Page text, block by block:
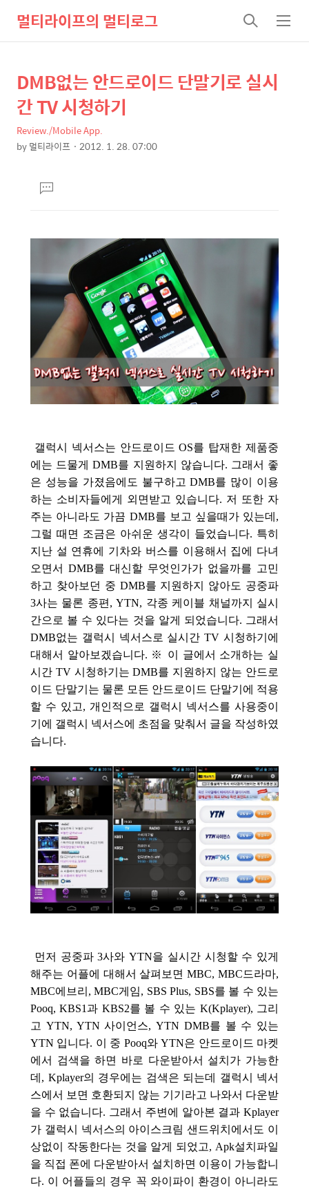
멀티라이프의 멀티로그
검
색
메
뉴
상
세
컨
텐
본
문
제
목
DMB없는 안드로이드 단말기로 실시
간 TV 시청하기
Review./Mobile App.
by멀티라이프 2012. 1. 28. 07:00
댓
글
갤럭시 넥서스는 안드로이드 OS를 탑재한 제품중
에는 드물게 DMB를 지원하지 않습니다. 그래서 좋
은 성능을 가졌음에도 불구하고 DMB를 많이 이용
하는 소비자들에게 외면받고 있습니다. 저 또한 자
주는 아니라도 가끔 DMB를 보고 싶을때가 있는데,
그럴 때면 조금은 아쉬운 생각이 들었습니다. 특히
지난 설 연휴에 기차와 버스를 이용해서 집에 다녀
오면서 DMB를 대신할 무엇인가가 없을까를 고민
하고 찾아보던 중 DMB를 지원하지 않아도 공중파
3사는 물론 종편, YTN, 각종 케이블 채널까지 실시
간으로 볼 수 있다는 것을 알게 되었습니다. 그래서
DMB없는 갤럭시 넥서스로 실시간 TV 시청하기에
대해서 알아보겠습니다. ※ 이 글에서 소개하는 실
시간 TV 시청하기는 DMB를 지원하지 않는 안드로
이드 단말기는 물론 모든 안드로이드 단말기에 적용
할 수 있고, 개인적으로 갤럭시 넥서스를 사용중이
기에 갤럭시 넥서스에 초점을 맞춰서 글을 작성하였
습니다.
먼저 공중파 3사와 YTN을 실시간 시청할 수 있게
해주는 어플에 대해서 살펴보면 MBC, MBC드라마,
MBC에브리, MBC게임, SBS Plus, SBS를 볼 수 있는
Pooq, KBS1과 KBS2를 볼 수 있는 K(Kplayer), 그리
고 YTN, YTN 사이언스, YTN DMB를 볼 수 있는
YTN 입니다. 이 중 Pooq와 YTN은 안드로이드 마켓
에서 검색을 하면 바로 다운받아서 설치가 가능한
데, Kplayer의 경우에는 검색은 되는데 갤럭시 넥서
스에서 보면 호환되지 않는 기기라고 나와서 다운받
을 수 없습니다. 그래서 주변에 알아본 결과 Kplayer
가 갤럭시 넥서스의 아이스크림 샌드위치에서도 이
상없이 작동한다는 것을 알게 되었고, Apk설치파일
을 직접 폰에 다운받아서 설치하면 이용이 가능합니
다. 이 어플들의 경우 꼭 와이파이 환경이 아니라도